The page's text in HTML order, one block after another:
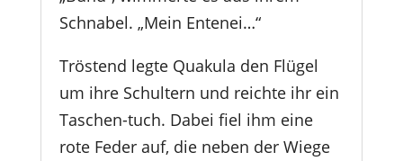
Schnabel. „Mein Entenei…“
Tröstend legte Quakula den Flügel
um ihre Schultern und reichte ihr ein
Taschen-tuch. Dabei fiel ihm eine
rote Feder auf, die neben der Wiege